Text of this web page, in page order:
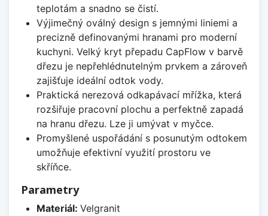
teplotám a snadno se čistí.
Výjimečný oválný design s jemnými liniemi a
precizně definovanými hranami pro moderní
kuchyni. Velký kryt přepadu CapFlow v barvě
dřezu je nepřehlédnutelným prvkem a zároveň
zajišťuje ideální odtok vody.
Praktická nerezová odkapávací mřížka, která
rozšiřuje pracovní plochu a perfektně zapadá
na hranu dřezu. Lze ji umývat v myčce.
Promyšlené uspořádání s posunutým odtokem
umožňuje efektivní využití prostoru ve
skříňce.
Parametry
Materiál: Velgranit